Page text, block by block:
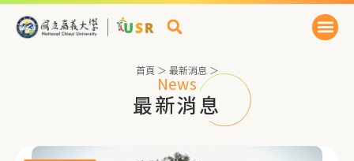
News
最新消息
首頁 ＞ 最新消息 ＞